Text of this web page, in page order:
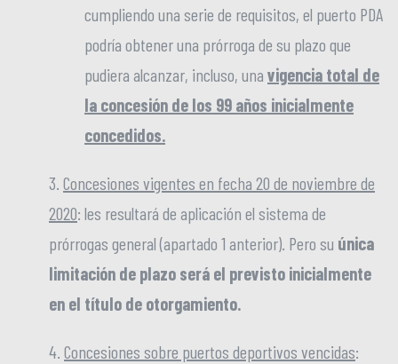
cumpliendo una serie de requisitos, el puerto PDA
podría obtener una prórroga de su plazo que
pudiera alcanzar, incluso, una vigencia total de
la concesión de los 99 años inicialmente
concedidos.
3. Concesiones vigentes en fecha 20 de noviembre de
2020: les resultará de aplicación el sistema de
prórrogas general (apartado 1 anterior). Pero su única
limitación de plazo será el previsto inicialmente
en el título de otorgamiento.
4. Concesiones sobre puertos deportivos vencidas: